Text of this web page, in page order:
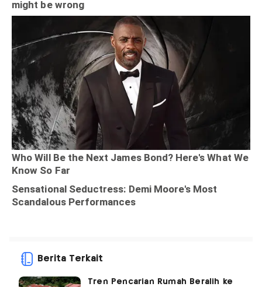
Berita Terkait
Tren Pencarian Rumah Beralih ke